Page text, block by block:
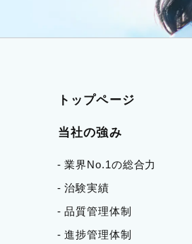
トップページ
当社の強み
- 業界No.1の総合力
- 治験実績
- 品質管理体制
- 進捗管理体制